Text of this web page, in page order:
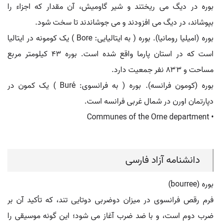
بوره در دیگ می ریختند و شیر گاومیش، آن مقدار که اجزاء را
بپوشاند، در دیگ می افزودند و می جوشاندند تا سخت شود.
بوره (امیلیا رومانیا). بوره ( به ایتالیایی: Bore ) یک کومونه در ایتالیا
است که در استان پارما واقع شده است. بوره ۴۳ کیلومتر مربع
مساحت و ۸۳۳ نفر جمعیت دارد.
بوره (کومون فرانسه). بوره ( به فرانسوی: Buré ) یک کمون در
دپارتمان اورن در شمال غربی فرانسه است.
• Communes of the Orne department
دانشنامه آزاد فارسی
بوره (bourree)
فرم رقص فرانسوی در میزان دوضربی دوتایی تند، که تأکید آن بر
ضرب دوم است، و با ضد ضرب آغاز می شود؛ این گونه موسیقی را